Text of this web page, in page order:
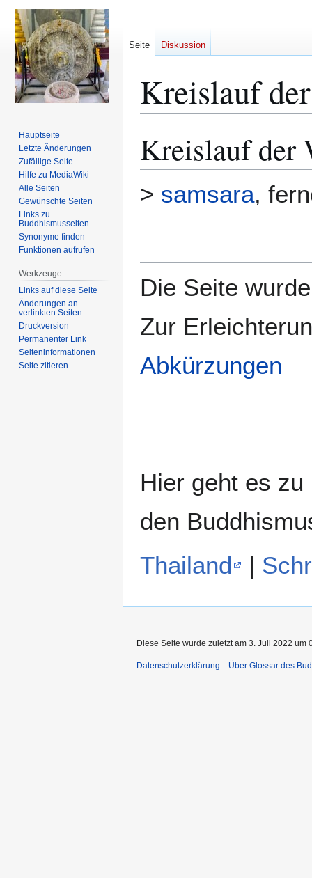
Kreislauf
Navigation
Suche
Kreislauf der
> samsara,
Die Seite
Zur
Abkürzungen
Hier geht es
den
Thailand
|
Seite Diskussion
Hauptseite
Letzte Änderungen
Zufällige Seite
Hilfe zu MediaWiki
Alle Seiten
Gewünschte Seiten
Links zu
Buddhismusseiten
Synonyme finden
Funktionen aufrufen
Werkzeuge
Links auf diese Seite
Änderungen an
verlinkten Seiten
Druckversion
Permanenter Link
Seiten­­informationen
Seite zitieren
Diese Seite wurde zuletzt am 3. Juli 2022 um
Datenschutzerklärung Über Glossar des